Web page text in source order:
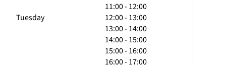
Tuesday
11:00 - 12:00
12:00 - 13:00
13:00 - 14:00
14:00 - 15:00
15:00 - 16:00
16:00 - 17:00